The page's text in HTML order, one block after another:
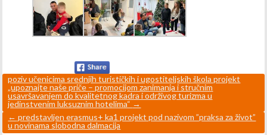
poziv učenicima srednjih turističkih i ugostiteljskih škola projekt
„upoznajte naše priče – promocijom zanimanja i stručnim
usavršavanjem do kvalitetnog kadra i održivog turizma u
jedinstvenim luksuznim hotelima“ →
← predstavljen erasmus+ ka1 projekt pod nazivom ”praksa za život”
u novinama slobodna dalmacija